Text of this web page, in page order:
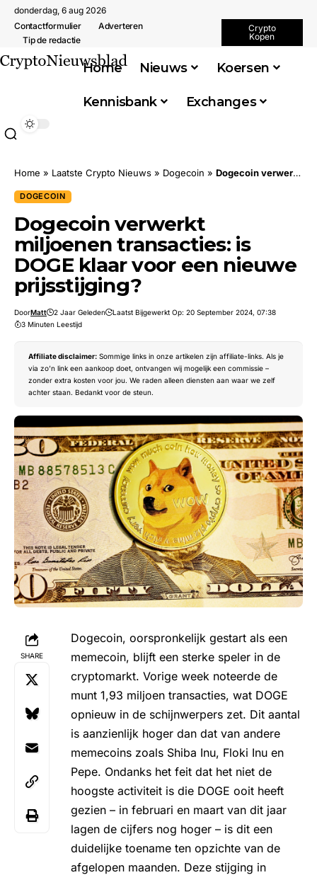
donderdag, 6 aug 2026
Contactformulier
Adverteren
Tip de redactie
Crypto
Kopen
Home Nieuws Koersen
Kennisbank Exchanges
Home » Laatste Crypto Nieuws » Dogecoin » Dogecoin verwerkt miljoenen transacties: is DOGE klaar voor een nieuwe prijsstijging?
DOGECOIN
Dogecoin verwerkt
miljoenen transacties: is
DOGE klaar voor een nieuwe
prijsstijging?
DoorMatt 2 Jaar Geleden
Laatst Bijgewerkt Op: 20 September 2024, 07:38
3 Minuten Leestijd
Affiliate disclaimer: Sommige links in onze artikelen zijn affiliate-links. Als je
via zo’n link een aankoop doet, ontvangen wij mogelijk een commissie –
zonder extra kosten voor jou. We raden alleen diensten aan waar we zelf
achter staan. Bedankt voor de steun.
SHARE
Dogecoin, oorspronkelijk gestart als een
memecoin, blijft een sterke speler in de
cryptomarkt. Vorige week noteerde de
munt 1,93 miljoen transacties, wat DOGE
opnieuw in de schijnwerpers zet. Dit aantal
is aanzienlijk hoger dan dat van andere
memecoins zoals Shiba Inu, Floki Inu en
Pepe. Ondanks het feit dat het niet de
hoogste activiteit is die DOGE ooit heeft
gezien – in februari en maart van dit jaar
lagen de cijfers nog hoger – is dit een
duidelijke toename ten opzichte van de
afgelopen maanden. Deze stijging in